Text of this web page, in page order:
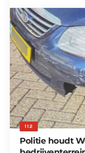
112
Politie houdt